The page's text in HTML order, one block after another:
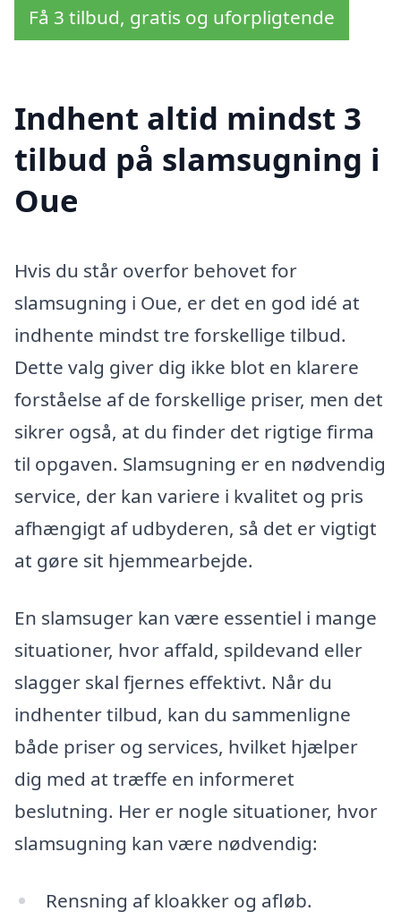
Få 3 tilbud, gratis og uforpligtende
Indhent altid mindst 3
tilbud på slamsugning i
Oue
Hvis du står overfor behovet for
slamsugning i Oue, er det en god idé at
indhente mindst tre forskellige tilbud.
Dette valg giver dig ikke blot en klarere
forståelse af de forskellige priser, men det
sikrer også, at du finder det rigtige firma
til opgaven. Slamsugning er en nødvendig
service, der kan variere i kvalitet og pris
afhængigt af udbyderen, så det er vigtigt
at gøre sit hjemmearbejde.
En slamsuger kan være essentiel i mange
situationer, hvor affald, spildevand eller
slagger skal fjernes effektivt. Når du
indhenter tilbud, kan du sammenligne
både priser og services, hvilket hjælper
dig med at træffe en informeret
beslutning. Her er nogle situationer, hvor
slamsugning kan være nødvendig:
Rensning af kloakker og afløb.